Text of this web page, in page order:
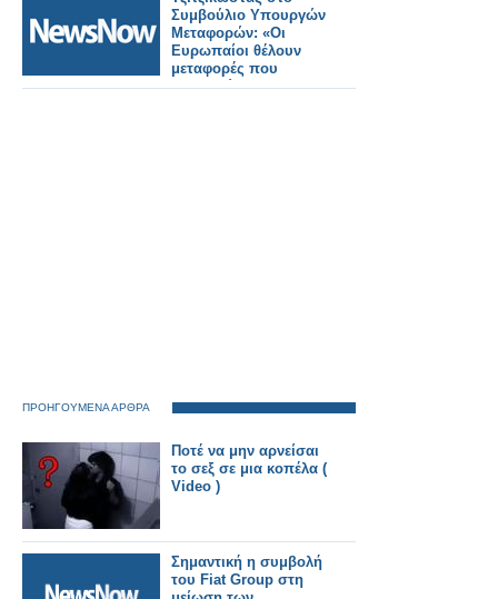
Συμβούλιο Υπουργών
Μεταφορών: «Οι
Ευρωπαίοι θέλουν
μεταφορές που
εμπιστεύονται».
ΠΡΟΗΓΟΥΜΕΝΑ ΑΡΘΡΑ
Ποτέ να μην αρνείσαι
το σεξ σε μια κοπέλα (
Video )
Σημαντική η συμβολή
του Fiat Group στη